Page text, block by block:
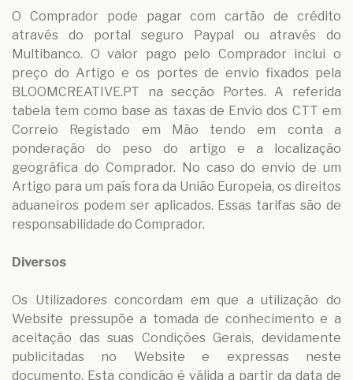
O Comprador pode pagar com cartão de crédito
através do portal seguro Paypal ou através do
Multibanco. O valor pago pelo Comprador inclui o
preço do Artigo e os portes de envio fixados pela
BLOOMCREATIVE.PT na secção Portes. A referida
tabela tem como base as taxas de Envio dos CTT em
Correio Registado em Mão tendo em conta a
ponderação do peso do artigo e a localização
geográfica do Comprador. No caso do envio de um
Artigo para um país fora da União Europeia, os direitos
aduaneiros podem ser aplicados. Essas tarifas são de
responsabilidade do Comprador.
Diversos
Os Utilizadores concordam em que a utilização do
Website pressupõe a tomada de conhecimento e a
aceitação das suas Condições Gerais, devidamente
publicitadas no Website e expressas neste
documento. Esta condição é válida a partir da data de